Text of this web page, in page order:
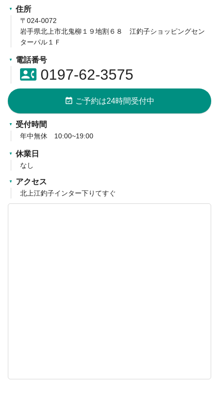
住所
〒024-0072
岩手県北上市北鬼柳１９地割６８ 江釣子ショッピングセン
ターパル１Ｆ
電話番号
contact_phone0197-62-3575
event_available ご予約は24時間受付中
受付時間
年中無休 10:00~19:00
休業日
なし
アクセス
北上江釣子インター下りてすぐ